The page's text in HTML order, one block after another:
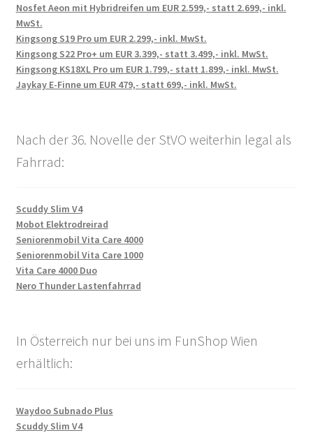
Nosfet Aeon mit Hybridreifen um EUR 2.599,- statt 2.699,- inkl.
MwSt.
Kingsong S19 Pro um EUR 2.299,- inkl. MwSt.
Kingsong S22 Pro+ um EUR 3.399,- statt 3.499,- inkl. MwSt.
Kingsong KS18XL Pro um EUR 1.799,- statt 1.899,- inkl. MwSt.
Jaykay E-Finne um EUR 479,- statt 699,- inkl. MwSt.
Nach der 36. Novelle der StVO weiterhin legal als
Fahrrad:
Scuddy Slim V4
Mobot Elektrodreirad
Seniorenmobil Vita Care 4000
Seniorenmobil Vita Care 1000
Vita Care 4000 Duo
Nero Thunder Lastenfahrrad
In Österreich nur bei uns im FunShop Wien
erhältlich:
Waydoo Subnado Plus
Scuddy Slim V4